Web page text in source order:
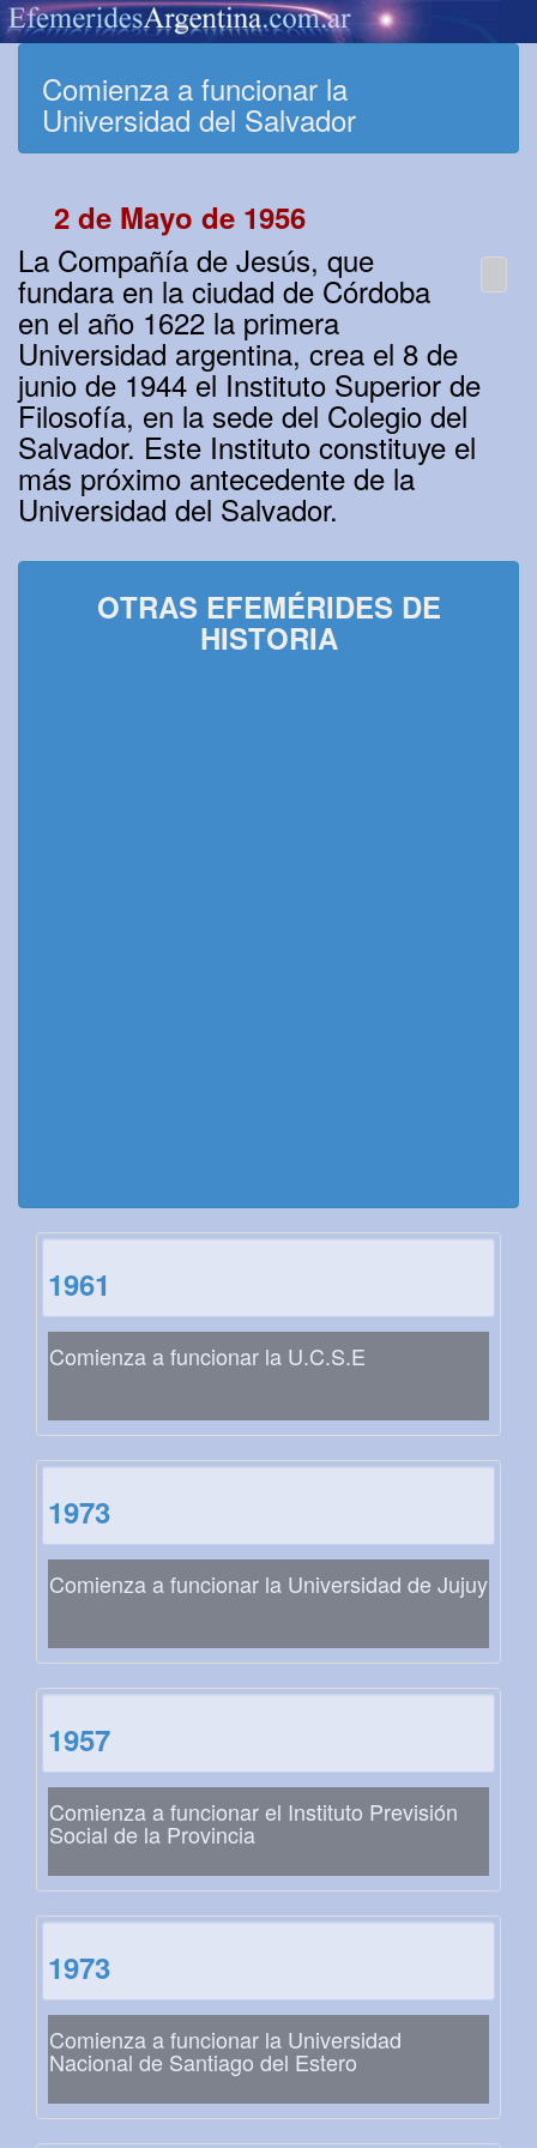
Comienza a funcionar la
Universidad del Salvador
2 de Mayo de 1956
La Compañía de Jesús, que
fundara en la ciudad de Córdoba
en el año 1622 la primera
Universidad argentina, crea el 8 de
junio de 1944 el Instituto Superior de
Filosofía, en la sede del Colegio del
Salvador. Este Instituto constituye el
más próximo antecedente de la
Universidad del Salvador.
OTRAS EFEMÉRIDES DE
HISTORIA
1961
Comienza a funcionar la U.C.S.E
1973
Comienza a funcionar la Universidad de Jujuy
1957
Comienza a funcionar el Instituto Previsión
Social de la Provincia
1973
Comienza a funcionar la Universidad
Nacional de Santiago del Estero